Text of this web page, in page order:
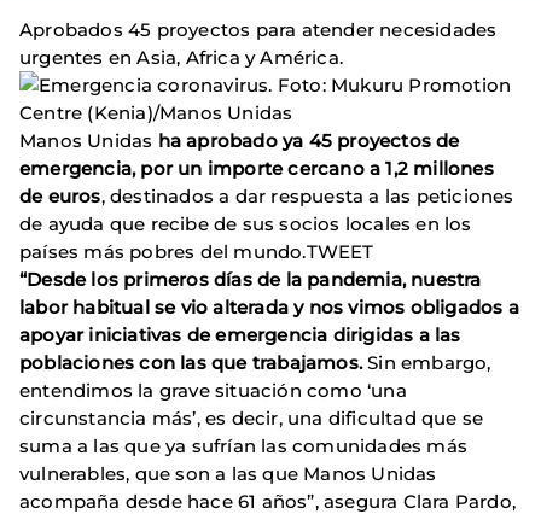
Aprobados 45 proyectos para atender necesidades
urgentes en Asia, Africa y América.
Manos Unidas ha aprobado ya 45 proyectos de
emergencia, por un importe cercano a 1,2 millones
de euros, destinados a dar respuesta a las peticiones
de ayuda que recibe de sus socios locales en los
países más pobres del mundo.TWEET
“Desde los primeros días de la pandemia, nuestra
labor habitual se vio alterada y nos vimos obligados a
apoyar iniciativas de emergencia dirigidas a las
poblaciones con las que trabajamos.Sin embargo,
entendimos la grave situación como ‘una
circunstancia más’, es decir, una dificultad que se
suma a las que ya sufrían las comunidades más
vulnerables, que son a las que Manos Unidas
acompaña desde hace 61 años”, asegura Clara Pardo,